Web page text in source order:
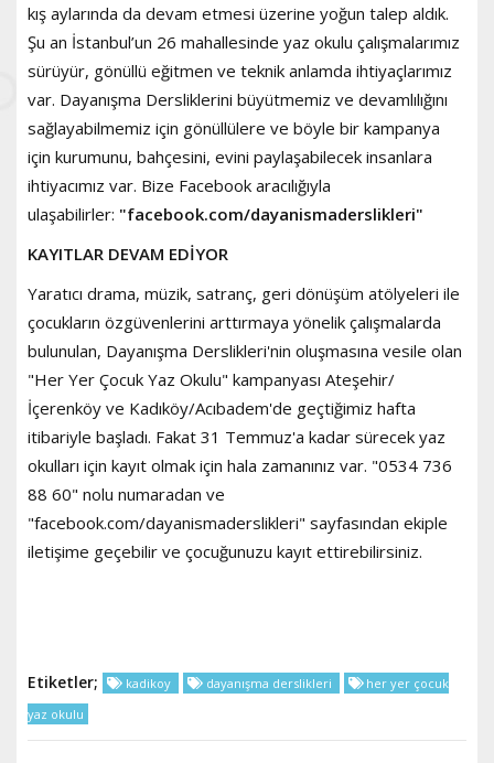
kış aylarında da devam etmesi üzerine yoğun talep aldık.
Şu an İstanbul’un 26 mahallesinde yaz okulu çalışmalarımız
sürüyür, gönüllü eğitmen ve teknik anlamda ihtiyaçlarımız
var. Dayanışma Dersliklerini büyütmemiz ve devamlılığını
sağlayabilmemiz için gönüllülere ve böyle bir kampanya
için kurumunu, bahçesini, evini paylaşabilecek insanlara
ihtiyacımız var. Bize Facebook aracılığıyla
ulaşabilirler: "facebook.com/dayanismaderslikleri"
KAYITLAR DEVAM EDİYOR
Yaratıcı drama, müzik, satranç, geri dönüşüm atölyeleri ile
çocukların özgüvenlerini arttırmaya yönelik çalışmalarda
bulunulan, Dayanışma Derslikleri'nin oluşmasına vesile olan
"Her Yer Çocuk Yaz Okulu" kampanyası Ateşehir/
İçerenköy ve Kadıköy/Acıbadem'de geçtiğimiz hafta
itibariyle başladı. Fakat 31 Temmuz'a kadar sürecek yaz
okulları için kayıt olmak için hala zamanınız var. "0534 736
88 60" nolu numaradan ve
"facebook.com/dayanismaderslikleri" sayfasından ekiple
iletişime geçebilir ve çocuğunuzu kayıt ettirebilirsiniz.
Etiketler; kadikoy dayanışma derslikleri
her yer çocuk
yaz okulu